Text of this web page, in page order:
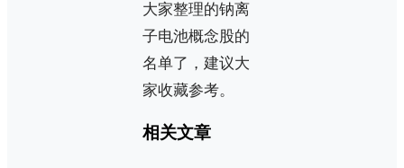
大家整理的钠离
子电池概念股的
名单了，建议大
家收藏参考。
相关文章